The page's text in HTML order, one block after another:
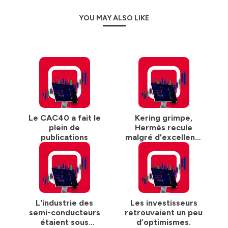
YOU MAY ALSO LIKE
Le CAC40 a fait le
plein de
publications
Kering grimpe,
Hermès recule
malgré d'excellents
L'industrie des
semi-conducteurs
étaient sous
Les investisseurs
retrouvaient un peu
d’optimismes.